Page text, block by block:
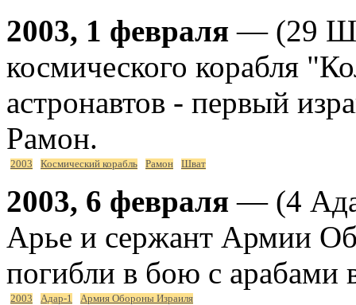
2003, 1 февраля — (29
космического корабля
астронавтов - первый
Рамон.
2003 Космический корабль Рамон Шват
2003, 6 февраля — (4
Арье и сержант Армии
погибли в бою с арабами
2003 Адар-1 Армия Обороны Израиля